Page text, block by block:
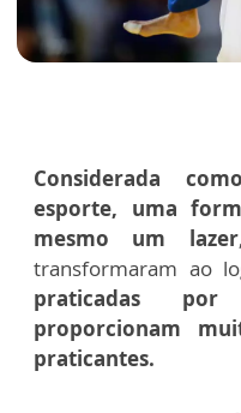
Considerada
esporte, uma
mesmo um lazer
transformaram ao
praticadas
proporcionam
praticantes.